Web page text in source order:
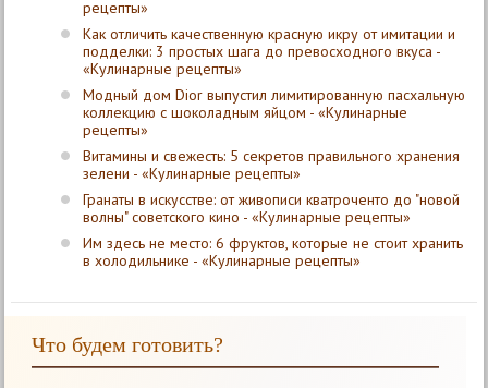
рецепты»
Как отличить качественную красную икру от имитации и
подделки: 3 простых шага до превосходного вкуса -
«Кулинарные рецепты»
Модный дом Dior выпустил лимитированную пасхальную
коллекцию с шоколадным яйцом - «Кулинарные
рецепты»
Витамины и свежесть: 5 секретов правильного хранения
зелени - «Кулинарные рецепты»
Гранаты в искусстве: от живописи кватроченто до "новой
волны" советского кино - «Кулинарные рецепты»
Им здесь не место: 6 фруктов, которые не стоит хранить
в холодильнике - «Кулинарные рецепты»
Что будем готовить?